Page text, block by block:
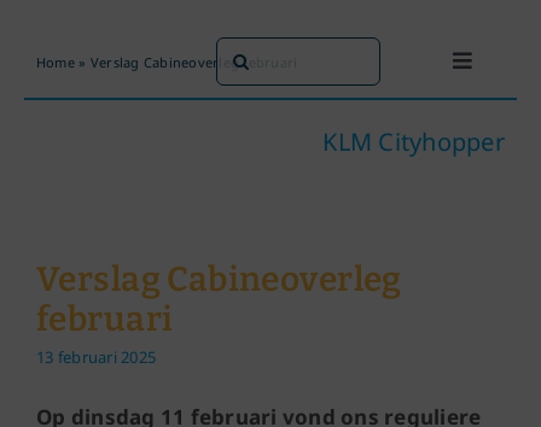
naar
Toggle
Dossiers
Maatschappijen
Zoeken
naar:
Home » Verslag Cabineoverleg februari
KLM Cityhopper
Verslag Cabineoverleg
februari
13 februari 2025
Op dinsdag 11 februari vond ons reguliere